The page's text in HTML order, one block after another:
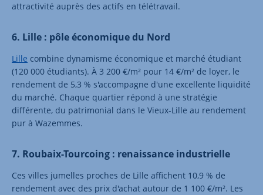
attractivité auprès des actifs en télétravail.
6. Lille : pôle économique du Nord
Lille combine dynamisme économique et marché étudiant
(120 000 étudiants). À 3 200 €/m² pour 14 €/m² de loyer, le
rendement de 5,3 % s'accompagne d'une excellente liquidité
du marché. Chaque quartier répond à une stratégie
différente, du patrimonial dans le Vieux-Lille au rendement
pur à Wazemmes.
7. Roubaix-Tourcoing : renaissance industrielle
Ces villes jumelles proches de Lille affichent 10,9 % de
rendement avec des prix d'achat autour de 1 100 €/m². Les